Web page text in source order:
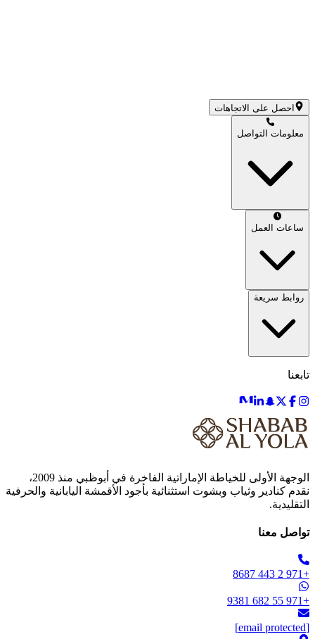
احصل على الاتجاهات
معلومات التواصل
ساعات العمل
روابط سريعة
تابعنا
الوجهة الأولى للخياطة الإماراتية الفاخرة في أبوظبي منذ 2009،
نقدم كنادير وثياب وبشوت استثنائية بأجود الأقمشة اليابانية والحرفية
التقليدية.
تواصل معنا
+971 2 443 8687
+971 55 682 9381
[email protected]